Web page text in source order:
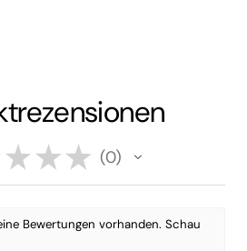
★ ★ ★ 0
0
Bewertungen vorhanden. Schau